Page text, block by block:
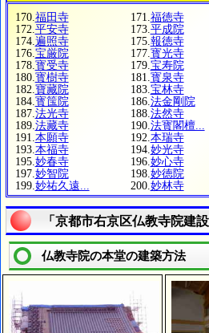
170. 福田寺 171. 福徳寺
172. 平安寺 173. 平成院
174. 遍照寺 175. 報徳寺
176. 宝厳院 177. 寳光寺
178. 寳受寺 179. 宝寿院
180. 寳樹寺 181. 寳泉寺
182. 寶藏院 183. 宝林寺
184. 寳筺院 186. 法金剛院
187. 法光寺 188. 法然寺
189. 法藏寺 190. 法寳閣檀...
191. 本願寺 192. 本瑞寺
193. 本福寺 194. 妙光寺
195. 妙春寺 196. 妙心寺
197. 妙智院 198. 妙徳院
199. 妙祐久遠... 200. 妙林寺
「京都市右京区仏教寺院建
仏教寺院の本堂の建築方法